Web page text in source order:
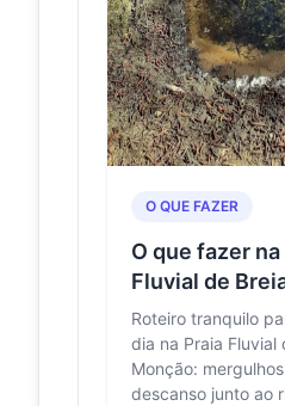
FAMÍLIA EM
PENICHE –
Turismo
Centro
Portugal
Também conhecido
das Berlengas, o
arquitetura mili...
Berlengas: guia
para visitar um
Forte de S. João
capacidade de
pessoas, mas
prévia junto da Ass...
O QUE FAZER
O que fazer na
Fluvial de
Roteiro tranquilo
dia na Praia Fluvial
Monção:
descanso junto ao